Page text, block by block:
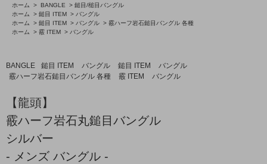
ホーム > BANGLE > 鎚目/槌目バングル
ホーム
> 鎚目 ITEM > バングル
ホーム
> 鎚目 ITEM > バングル > 霰ハーフ岩石鎚目バングル 各種
ホーム
> 霰 ITEM > バングル
BANGLE 鎚目 ITEM バングル 鎚目 ITEM
バングル
霰ハーフ岩石鎚目バングル 各種
霰 ITEM バングル
【龍頭】
霰ハーフ岩石丸鎚目バングル
シルバー
- メンズ バングル -